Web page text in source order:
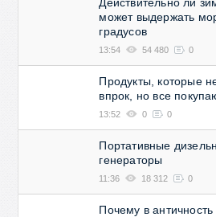
может выдержать
градусов
13:54 54 480 0
Продукты, которые
впрок, но все
13:52 0 0
Портативные
генераторы
11:36 18 312 0
Почему в